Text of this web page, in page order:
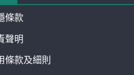
條款
聲明
條款及細則